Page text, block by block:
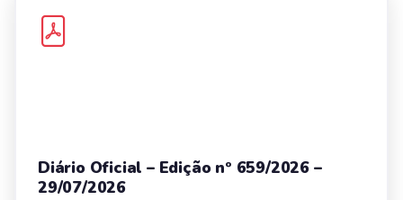
Diário Oficial – Edição nº 659/2026 –
29/07/2026